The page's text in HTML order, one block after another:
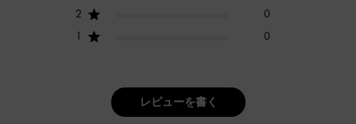
2
0
1
0
レビューを書く